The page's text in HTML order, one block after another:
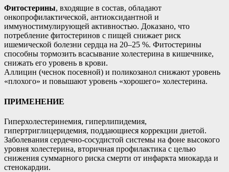
Фитостерины, входящие в состав, обладают
онкопрофилактической, антиоксидантной и
иммуностимулирующей активностью. Доказано, что
потребление фитостеринов с пищей снижает риск
ишемической болезни сердца на 20–25 %. Фитостерины
способны тормозить всасывание холестерина в кишечнике,
снижать его уровень в крови.
Аллицин (чеснок посевной) и поликозанол снижают уровень
«плохого» и повышают уровень «хорошего» холестерина.
ПРИМЕНЕНИЕ
Гиперхолестеринемия, гиперлипидемия,
гипертриглицеридемия, поддающиеся коррекции диетой.
Заболевания сердечно-сосудистой системы на фоне высокого
уровня холестерина, вторичная профилактика с целью
снижения суммарного риска смерти от инфаркта миокарда и
стенокардии.